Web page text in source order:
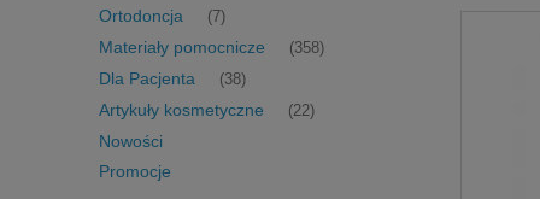
Ortodoncja (7)
Materiały pomocnicze (358)
Dla Pacjenta (38)
Artykuły kosmetyczne (22)
Nowości
Promocje